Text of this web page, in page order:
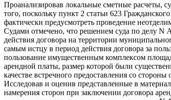
Проанализировав локальные сметные расчеты,
того, поскольку пункт 2 статьи 623
фактически предусмотреть проведение
Судами отмечено, что решением суда по делу N
действия договора на территории
самым истцу в период действия договора за
пользование имущественным комплексом
арендной платы, размер которой были
качестве встречного предоставления со
Исследовав и оценив представленные в
намерения сторон при заключении договора